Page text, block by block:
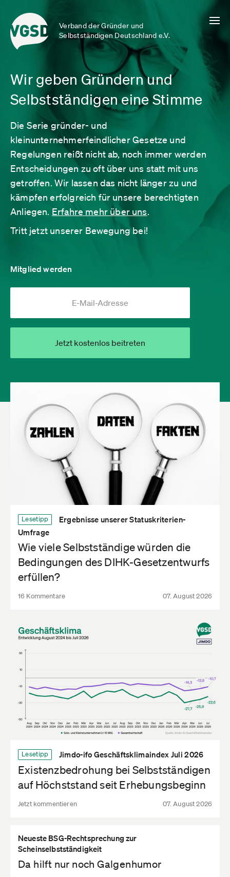
Verband der Gründer und
Selbstständigen Deutschland e.V.
Wir geben Gründern und
Selbstständigen eine Stimme
Die Serie gründer- und
kleinunternehmerfeindlicher Gesetze und
Regelungen reißt nicht ab, noch immer werden
Entscheidungen zu oft über uns statt mit uns
getroffen. Wir lassen das nicht länger zu und
kämpfen erfolgreich für unsere berechtigten
Anliegen. Erfahre mehr über uns.
Tritt jetzt unserer Bewegung bei!
Mitglied werden
Jetzt kostenlos beitreten
Lesetipp
Ergebnisse unserer Statuskriterien-
Umfrage
Wie viele Selbstständige würden die
Bedingungen des DIHK-Gesetzentwurfs
erfüllen?
16 Kommentare 07. August 2026
Lesetipp Jimdo-ifo Geschäftsklimaindex Juli 2026
Existenzbedrohung bei Selbstständigen
auf Höchststand seit Erhebungsbeginn
Jetzt kommentieren 07. August 2026
Neueste BSG-Rechtsprechung zur
Scheinselbstständigkeit
Da hilft nur noch Galgenhumor